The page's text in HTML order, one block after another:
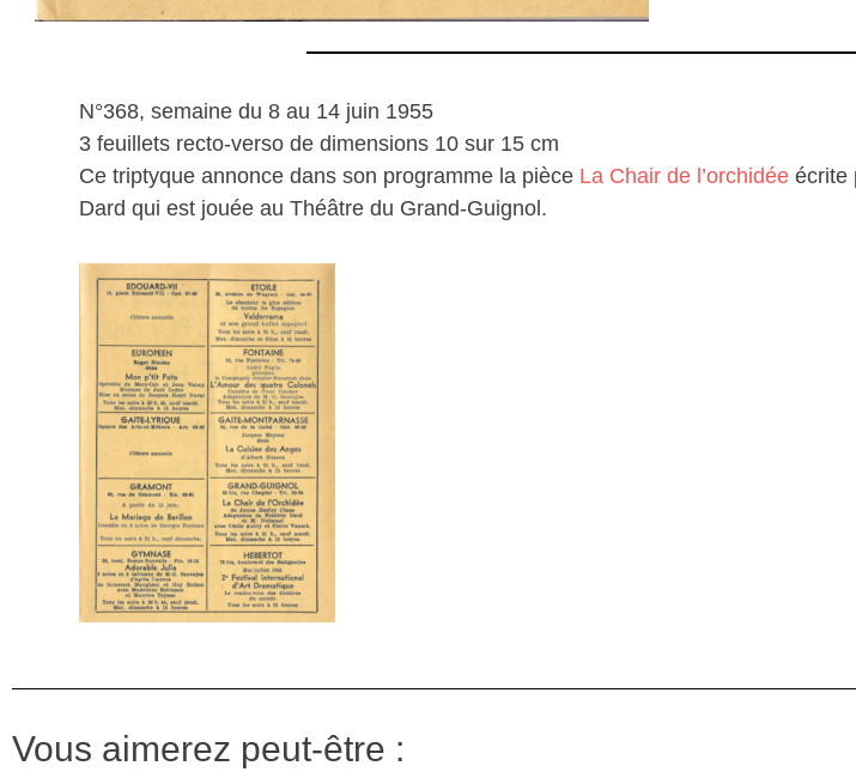
N°368, semaine du 8 au 14 juin 1955
3 feuillets recto-verso de dimensions 10 sur 15 cm
Ce triptyque annonce dans son programme la pièce La Chair de l’orchidée écrite
Dard qui est jouée au Théâtre du Grand-Guignol.
Vous aimerez peut-être :